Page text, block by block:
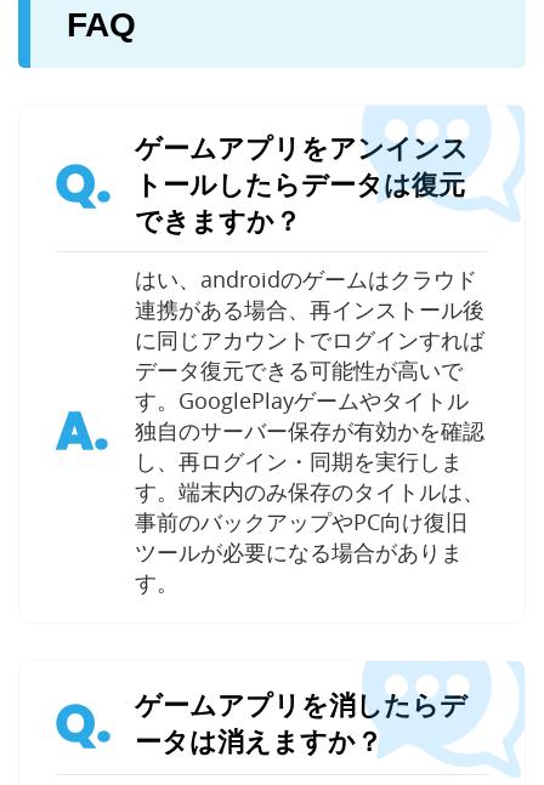
FAQ
Q.
ゲームアプリをアンインス
トールしたらデータは復元
できますか？
A.
はい、androidのゲームはクラウド
連携がある場合、再インストール後
に同じアカウントでログインすれば
データ復元できる可能性が高いで
す。GooglePlayゲームやタイトル
独自のサーバー保存が有効かを確認
し、再ログイン・同期を実行しま
す。端末内のみ保存のタイトルは、
事前のバックアップやPC向け復旧
ツールが必要になる場合がありま
す。
Q.
ゲームアプリを消したらデ
ータは消えますか？